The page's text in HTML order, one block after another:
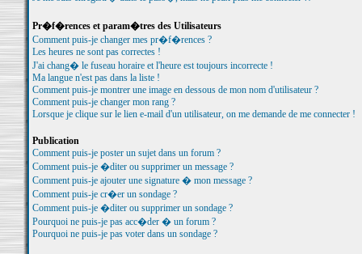
Pr�f�rences et param�tres des Utilisateurs
Comment puis-je changer mes pr�f�rences ?
Les heures ne sont pas correctes !
J'ai chang� le fuseau horaire et l'heure est toujours incorrecte !
Ma langue n'est pas dans la liste !
Comment puis-je montrer une image en dessous de mon nom d'utilisateur ?
Comment puis-je changer mon rang ?
Lorsque je clique sur le lien e-mail d'un utilisateur, on me demande de me connecter !
Publication
Comment puis-je poster un sujet dans un forum ?
Comment puis-je �diter ou supprimer un message ?
Comment puis-je ajouter une signature � mon message ?
Comment puis-je cr�er un sondage ?
Comment puis-je �diter ou supprimer un sondage ?
Pourquoi ne puis-je pas acc�der � un forum ?
Pourquoi ne puis-je pas voter dans un sondage ?